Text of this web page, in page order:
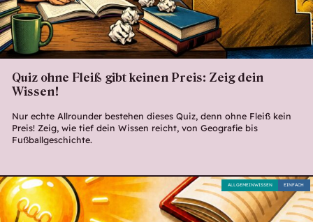
Quiz ohne Fleiß gibt keinen Preis: Zeig dein
Wissen!
Nur echte Allrounder bestehen dieses Quiz, denn ohne Fleiß kein
Preis! Zeig, wie tief dein Wissen reicht, von Geografie bis
Fußballgeschichte.
EINFACH
ALLGEMEINWISSEN